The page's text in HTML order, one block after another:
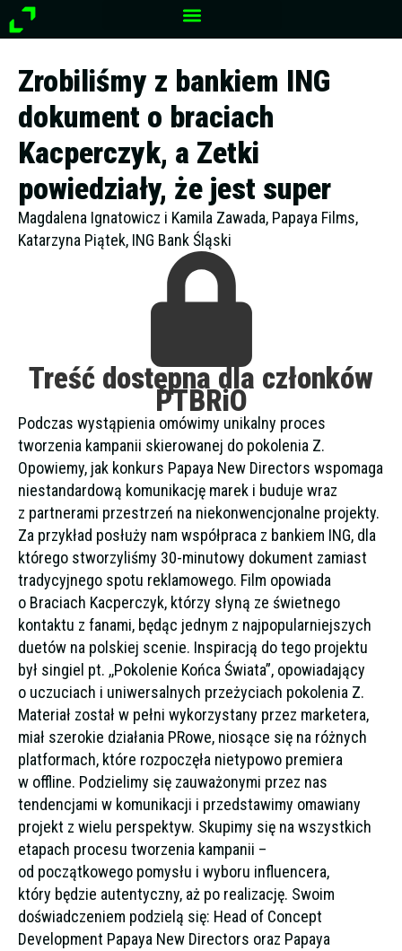
Przejdź
do
Zrobiliśmy z bankiem ING
dokument o braciach
Kacperczyk, a Zetki
powiedziały, że jest super
Magdalena Ignatowicz i Kamila Zawada, Papaya Films,
Katarzyna Piątek, ING Bank Śląski
Treść dostępna dla członków
PTBRiO
Podczas wystąpienia omówimy unikalny proces
tworzenia kampanii skierowanej do pokolenia Z.
Opowiemy, jak konkurs Papaya New Directors wspomaga
niestandardową komunikację marek i buduje wraz
z partnerami przestrzeń na niekonwencjonalne projekty.
Za przykład posłuży nam współpraca z bankiem ING, dla
którego stworzyliśmy 30-minutowy dokument zamiast
tradycyjnego spotu reklamowego. Film opowiada
o Braciach Kacperczyk, którzy słyną ze świetnego
kontaktu z fanami, będąc jednym z najpopularniejszych
duetów na polskiej scenie. Inspiracją do tego projektu
był singiel pt. ,,Pokolenie Końca Świata”, opowiadający
o uczuciach i uniwersalnych przeżyciach pokolenia Z.
Materiał został w pełni wykorzystany przez marketera,
miał szerokie działania PRowe, niosące się na różnych
platformach, które rozpoczęła nietypowo premiera
w offline. Podzielimy się zauważonymi przez nas
tendencjami w komunikacji i przedstawimy omawiany
projekt z wielu perspektyw. Skupimy się na wszystkich
etapach procesu tworzenia kampanii –
od początkowego pomysłu i wyboru influencera,
który będzie autentyczny, aż po realizację. Swoim
doświadczeniem podzielą się: Head of Concept
Development Papaya New Directors oraz Papaya